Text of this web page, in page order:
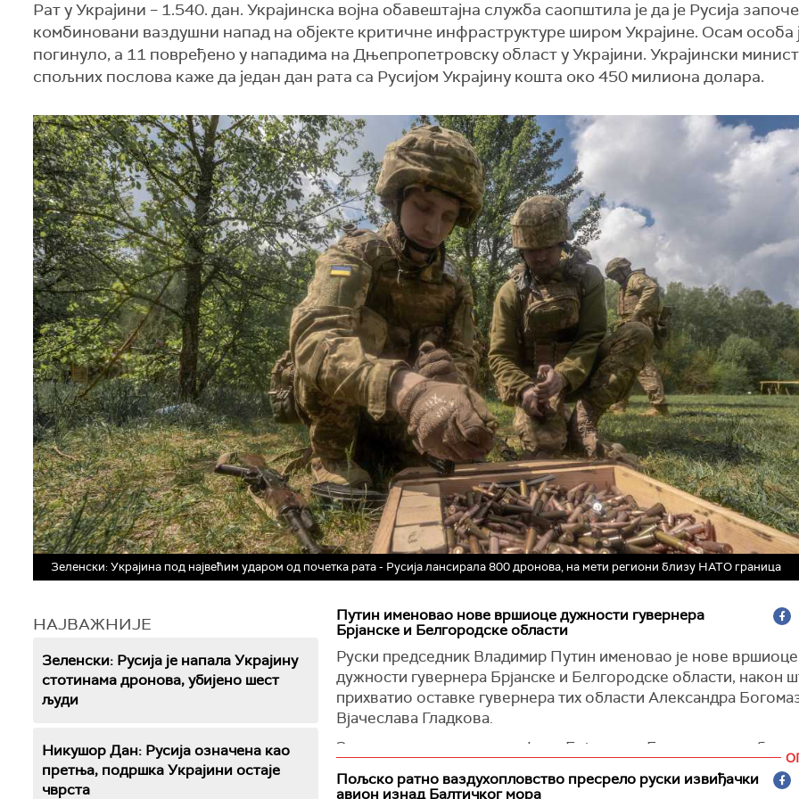
Рат у Украјини – 1.540. дан. Украјинска војна обавештајна служба саопштила је да је Русија
комбиновани ваздушни напад на објекте критичне инфраструктуре широм Украјине. Осам особа
погинуло, а 11 повређено у нападима на Дњепропетровску област у Украјини. Украјински
спољних послова каже да један дан рата са Русијом Украјину кошта око 450 милиона долара.
Зеленски: Украјина под највећим ударом од почетка рата - Русија лансирала 800 дронова, на мети региони близу НАТО граница
НАЈВАЖНИЈЕ
Зеленски: Русија је напала Украјину
стотинама дронова, убијено шест
људи
Никушор Дан: Русија означена као
претња, подршка Украјини остаје
чврста
Путин именовао нове вршиоце дужности гувернера
Брјанске и Белгородске области
Руски председник Владимир Путин именовао је нове вршиоце
дужности гувернера Брјанске и Белгородске области, након
прихватио оставке гувернера тих области Александра
Вјачеслава Гладкова.
За вршиоце дужности шефова Брјанске и Белгородске
именовани су Јегор Коваљчук и Александар Шувајев,
Новости.
Пољско ратно ваздухопловство пресрело руски извиђачки
авион изнад Балтичког мора